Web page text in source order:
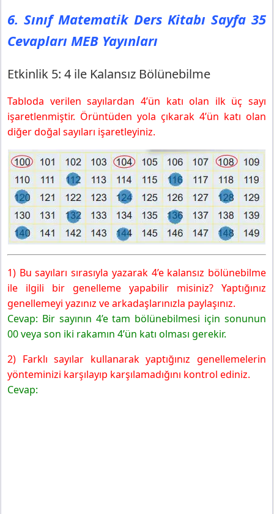
6. Sınıf Matematik Ders Kitabı Sayfa 35
Cevapları MEB Yayınları
Etkinlik 5: 4 ile Kalansız Bölünebilme
Tabloda verilen sayılardan 4’ün katı olan ilk üç sayı
işaretlenmiştir. Örüntüden yola çıkarak 4’ün katı olan
diğer doğal sayıları işaretleyiniz.
1) Bu sayıları sırasıyla yazarak 4’e kalansız bölünebilme
ile ilgili bir genelleme yapabilir misiniz? Yaptığınız
genellemeyi yazınız ve arkadaşlarınızla paylaşınız.
Cevap: Bir sayının 4’e tam bölünebilmesi için sonunun
00 veya son iki rakamın 4’ün katı olması gerekir.
2) Farklı sayılar kullanarak yaptığınız genellemelerin
yönteminizi karşılayıp karşılamadığını kontrol ediniz.
Cevap: